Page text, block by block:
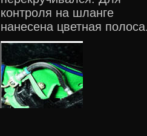
контроля на шланге
нанесена цветная